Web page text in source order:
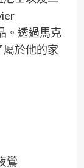
。透過馬克
於他的家
鶯